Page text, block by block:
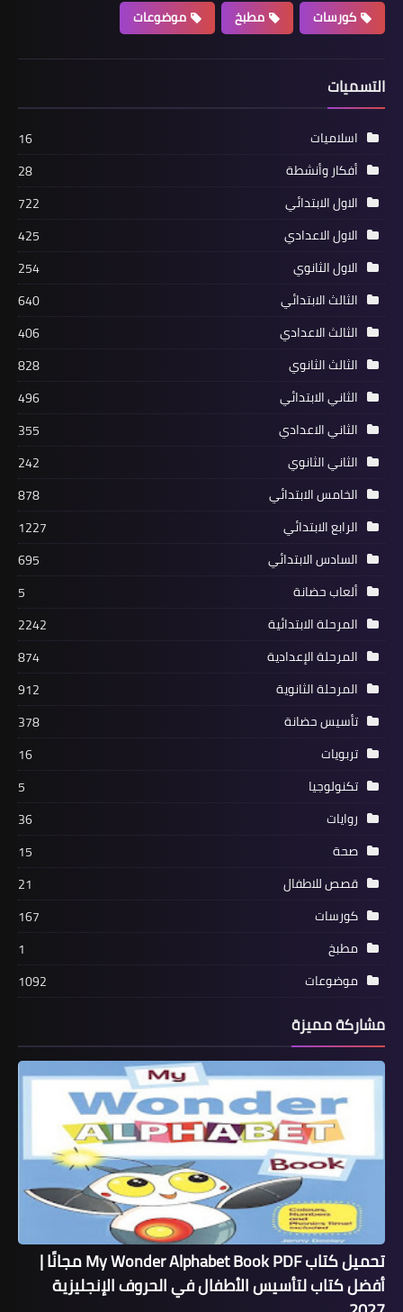
كورسات
مطبخ موضوعات
التسميات
اسلاميات
16
أفكار وأنشطة
28
الاول الابتدائي
722
الاول الاعدادي
425
الاول الثانوي
254
الثالث الابتدائي
640
الثالث الاعدادي
406
الثالث الثانوي
828
الثاني الابتدائي
496
الثاني الاعدادي
355
الثاني الثانوي
242
الخامس الابتدائي
878
الرابع الابتدائي
1227
السادس الابتدائي
695
ألعاب حضانة
5
المرحلة الابتدائية
2242
المرحلة الإعدادية
874
المرحلة الثانوية
912
تأسيس حضانة
378
تربويات
16
تكنولوجيا
5
روايات
36
صحة
15
قصص للاطفال
21
كورسات
167
مطبخ
1
موضوعات
1092
مشاركة مميزة
تحميل كتاب My Wonder Alphabet Book PDF مجانًا |
أفضل كتاب لتأسيس الأطفال في الحروف الإنجليزية